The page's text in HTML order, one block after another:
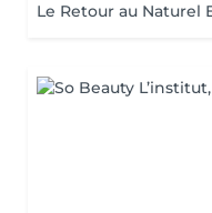
Le Retour au Naturel